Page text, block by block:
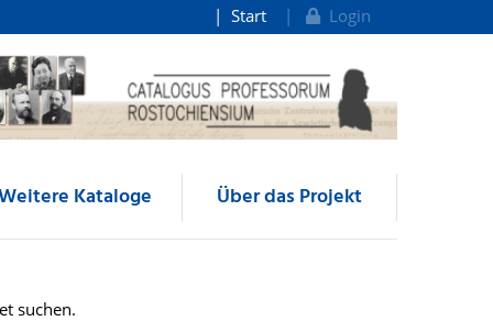
Start Login
Kataloge Über das Projekt
suchen.